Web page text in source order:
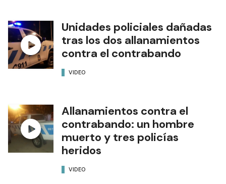
Unidades policiales dañadas
tras los dos allanamientos
contra el contrabando
VIDEO
Allanamientos contra el
contrabando: un hombre
muerto y tres policías
heridos
VIDEO